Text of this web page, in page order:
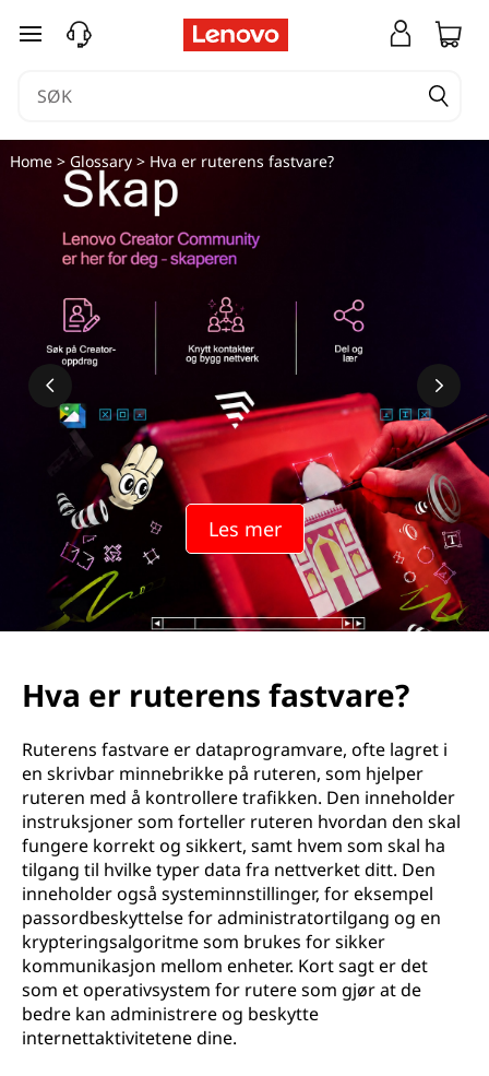
gå til hovedinnhold
Les mer
Home> Glossary> Hva er ruterens fastvare?
Hva er ruterens fastvare?
Ruterens fastvare er dataprogramvare, ofte lagret i
en skrivbar minnebrikke på ruteren, som hjelper
ruteren med å kontrollere trafikken. Den inneholder
instruksjoner som forteller ruteren hvordan den skal
fungere korrekt og sikkert, samt hvem som skal ha
tilgang til hvilke typer data fra nettverket ditt. Den
inneholder også systeminnstillinger, for eksempel
passordbeskyttelse for administratortilgang og en
krypteringsalgoritme som brukes for sikker
kommunikasjon mellom enheter. Kort sagt er det
som et operativsystem for rutere som gjør at de
bedre kan administrere og beskytte
internettaktivitetene dine.